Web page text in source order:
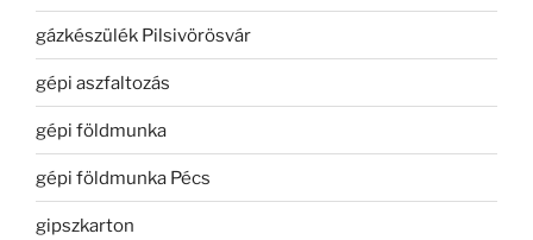
gázkészülék Pilsivörösvár
gépi aszfaltozás
gépi földmunka
gépi földmunka Pécs
gipszkarton